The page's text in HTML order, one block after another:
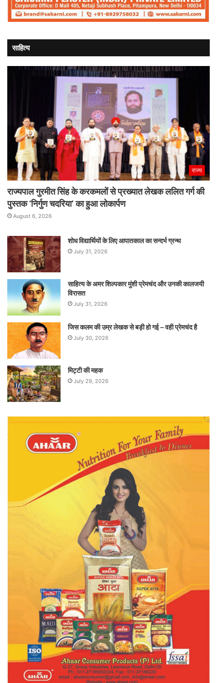
साहित्य
राज्य
राज्यपाल गुरमीत सिंह के करकमलों से प्रख्यात लेखक ललित गर्ग की
पुस्तक ‘निर्गुण चदरिया’ का हुआ लोकार्पण
August 6, 2026
शोध विद्यार्थियों के लिए आपातकाल का सन्दर्भ ग्रन्थ
July 31, 2026
साहित्य के अमर शिल्पकार मुंशी प्रेमचंद और उनकी कालजयी
विरासत
July 31, 2026
जिस कलम की उम्र लेखक से बड़ी हो गई – वही प्रेमचंद है
July 30, 2026
मिट्टी की महक
July 29, 2026